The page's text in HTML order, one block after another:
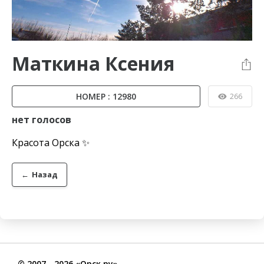
Маткина Ксения
НОМЕР : 12980 266
нет голосов
Красота Орска ✨
← Назад